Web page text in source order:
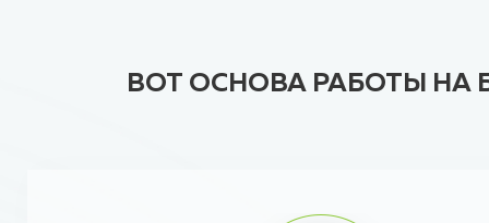
ВОТ ОСНОВА РАБОТЫ НА